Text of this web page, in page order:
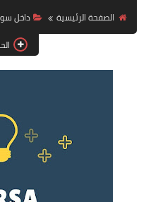
الصفحة الرئيسية
داخل